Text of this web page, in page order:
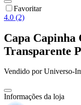
Favoritar
4.0 (2)
Capa Capinha
Transparente
Vendido porUniverso-
Informações da loja